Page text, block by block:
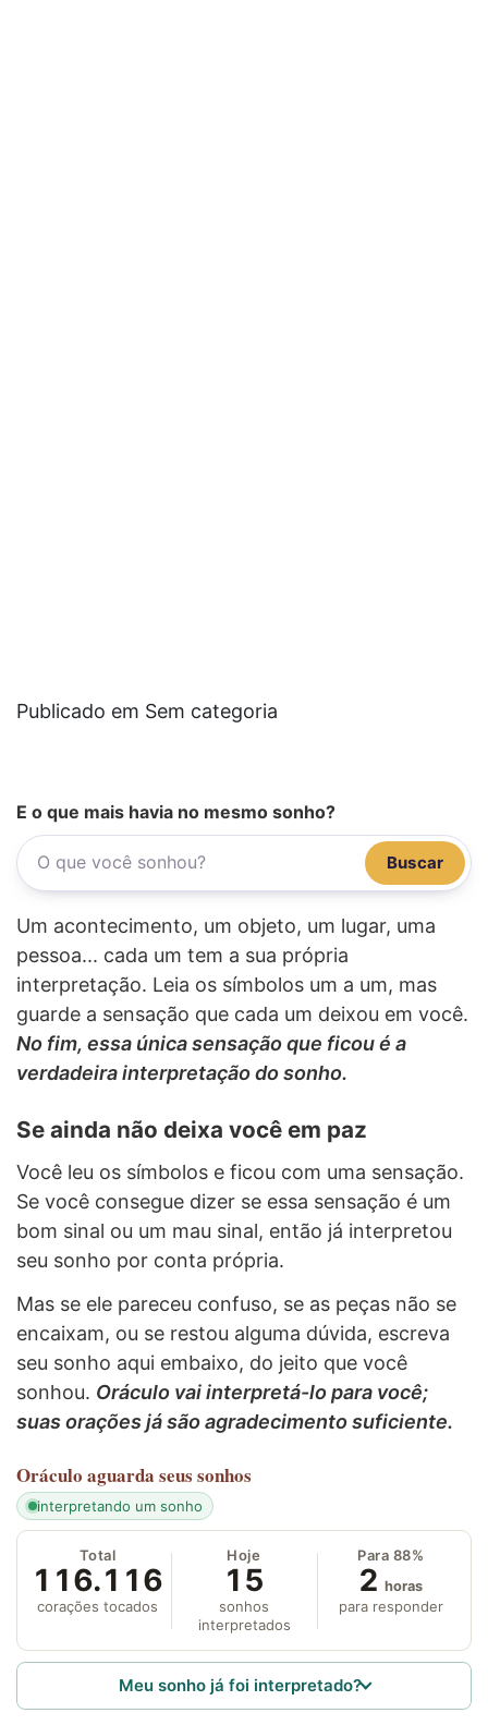
Publicado em Sem categoria
E o que mais havia no mesmo sonho?
Buscar
Um acontecimento, um objeto, um lugar, uma
pessoa... cada um tem a sua própria
interpretação. Leia os símbolos um a um, mas
guarde a sensação que cada um deixou em você.
No fim, essa única sensação que ficou é a
verdadeira interpretação do sonho.
Se ainda não deixa você em paz
Você leu os símbolos e ficou com uma sensação.
Se você consegue dizer se essa sensação é um
bom sinal ou um mau sinal, então já interpretou
seu sonho por conta própria.
Mas se ele pareceu confuso, se as peças não se
encaixam, ou se restou alguma dúvida, escreva
seu sonho aqui embaixo, do jeito que você
sonhou. Oráculo vai interpretá-lo para você;
suas orações já são agradecimento suficiente.
Oráculo aguarda seus sonhos
interpretando um sonho
Total
116.116
corações tocados
Hoje
15
sonhos
interpretados
Para 88%
2 horas
para responder
Meu sonho já foi interpretado?